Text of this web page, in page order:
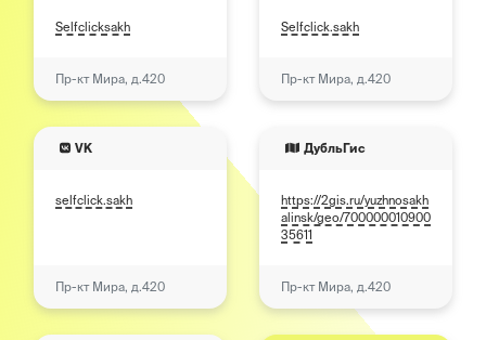
Selfclicksakh
Пр-кт Мира, д.420
Selfclick.sakh
Пр-кт Мира, д.420
VK
selfclick.sakh
Пр-кт Мира, д.420
ДубльГис
https://2gis.ru/yuzhnosakh
alinsk/geo/700000010900
35611
Пр-кт Мира, д.420